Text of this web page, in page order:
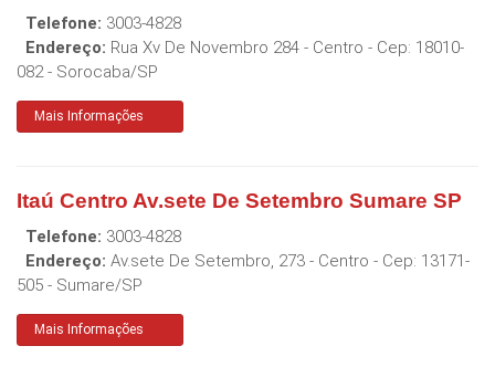
Telefone: 3003-4828
Endereço: Rua Xv De Novembro 284 - Centro - Cep: 18010-
082- Sorocaba/SP
Mais Informações
Itaú Centro Av.sete De Setembro Sumare SP
Telefone: 3003-4828
Endereço: Av.sete De Setembro, 273 - Centro - Cep: 13171-
505 - Sumare/SP
Mais Informações